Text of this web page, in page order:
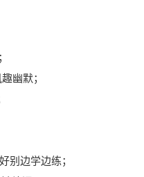
幽默；
别边学边练；